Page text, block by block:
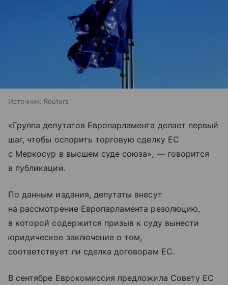
Источник: Reuters
«Группа депутатов Европарламента делает первый
шаг, чтобы оспорить торговую сделку ЕС
с Меркосур в высшем суде союза», — говорится
в публикации.
По данным издания, депутаты внесут
на рассмотрение Европарламента резолюцию,
в которой содержится призыв к суду вынести
юридическое заключение о том,
соответствует ли сделка договорам ЕС.
В сентябре Еврокомиссия предложила Совету ЕС